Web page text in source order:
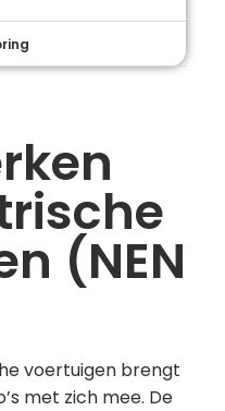
(NEN
voertuigen brengt
met zich mee. De